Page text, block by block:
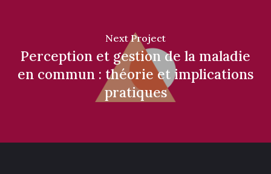
Next Project
Perception et gestion de la maladie
en commun : théorie et implications
pratiques